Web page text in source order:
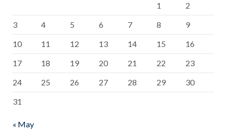
1
2
3
4 5 6 7 8
9
10
11 12 13 14 15
16
17
18 19 20 21 22
23
24
25 26 27 28 29
30
31
« May